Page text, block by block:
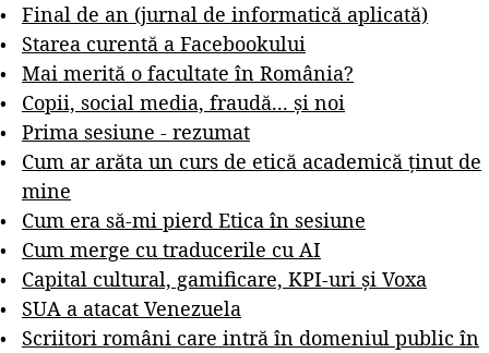
Final de an (jurnal de informatică aplicată)
Starea curentă a Facebookului
Mai merită o facultate în România?
Copii, social media, fraudă... și noi
Prima sesiune - rezumat
Cum ar arăta un curs de etică academică ținut de
mine
Cum era să-mi pierd Etica în sesiune
Cum merge cu traducerile cu AI
Capital cultural, gamificare, KPI-uri și Voxa
SUA a atacat Venezuela
Scriitori români care intră în domeniul public în